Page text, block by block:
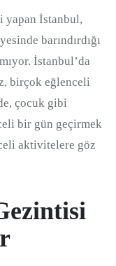
yapan İstanbul,
barındırdığı
İstanbul’da
birçok eğlenceli
çocuk gibi
bir gün geçirmek
aktivitelere göz